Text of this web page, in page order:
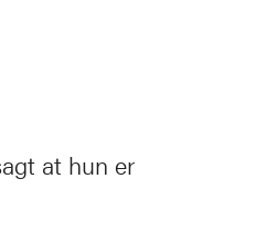
at hun er